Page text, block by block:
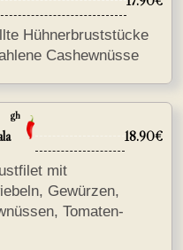
Hühnerbruststücke
Cashewnüsse
gh
18.90€
mit
Gewürzen,
Tomaten-